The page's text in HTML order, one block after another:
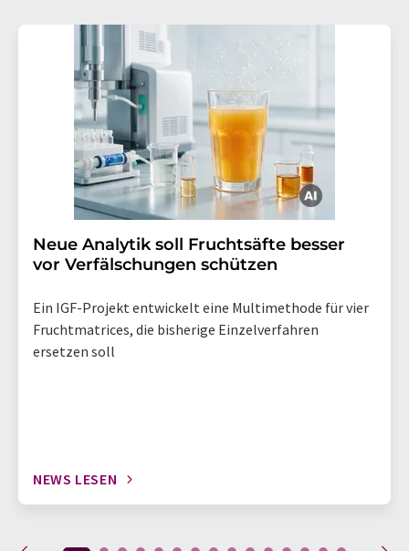
Neue Analytik soll Fruchtsäfte besser
vor Verfälschungen schützen
Ein IGF-Projekt entwickelt eine Multimethode für vier
Fruchtmatrices, die bisherige Einzelverfahren
ersetzen soll
NEWS LESEN